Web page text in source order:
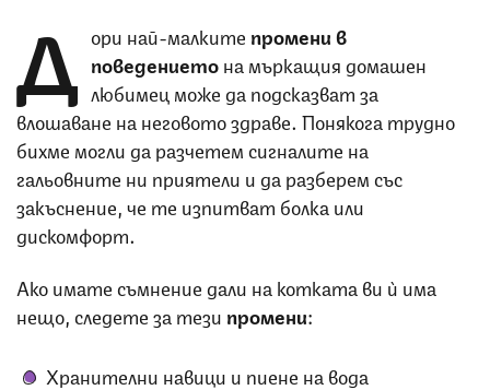
Д ори най-малките промени в
поведениетона мъркащия домашен
любимец може да подсказват за
влошаване на неговото здраве. Понякога трудно
бихме могли да разчетем сигналите на
гальовните ни приятели и да разберем със
закъснение, че те изпитват болка или
дискомфорт.
Ако имате съмнение дали на котката ви ѝ има
нещо, следете за тези промени:
Хранителни навици и пиене на вода